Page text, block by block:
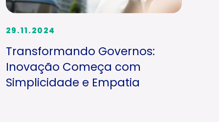
29.11.2024
Transformando Governos:
Inovação Começa com
Simplicidade e Empatia